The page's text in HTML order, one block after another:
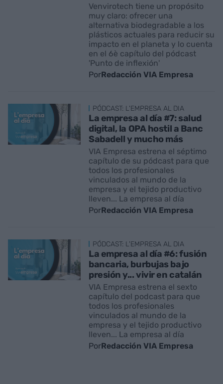
Venvirotech tiene un propósito
muy claro: ofrecer una
alternativa biodegradable a los
plásticos actuales para reducir su
impacto en el planeta y lo cuenta
en el 6è capítulo del pódcast
'Punto de inflexión'
PorRedacción VIA Empresa
PÓDCAST: L'EMPRESA AL DIA
La empresa al día #7: salud
digital, la OPA hostil a Banc
Sabadell y mucho más
VIA Empresa estrena el séptimo
capítulo de su pódcast para que
todos los profesionales
vinculados al mundo de la
empresa y el tejido productivo
lleven... La empresa al día
PorRedacción VIA Empresa
PÓDCAST: L'EMPRESA AL DIA
La empresa al día #6: fusión
bancaria, burbujas bajo
presión y... vivir en catalán
VIA Empresa estrena el sexto
capítulo del podcast para que
todos los profesionales
vinculados al mundo de la
empresa y el tejido productivo
lleven... La empresa al día
PorRedacción VIA Empresa